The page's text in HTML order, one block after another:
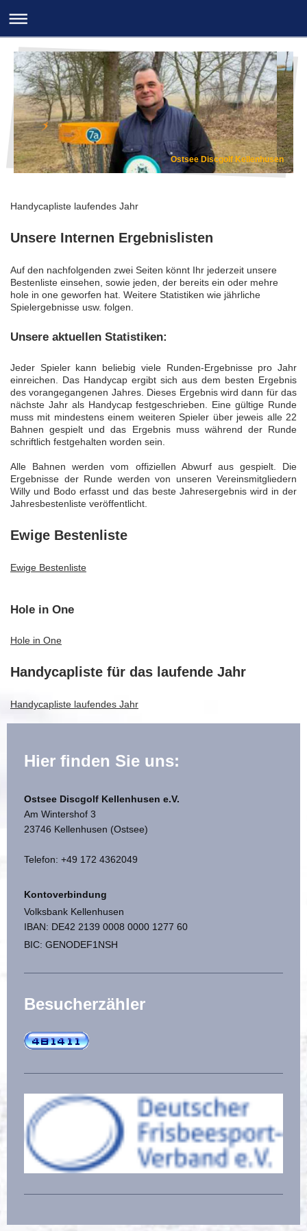
Ostsee Discgolf Kellenhusen
Handycapliste laufendes Jahr
Unsere Internen Ergebnislisten
Auf den nachfolgenden zwei Seiten könnt Ihr jederzeit unsere
Bestenliste einsehen, sowie jeden, der bereits ein oder mehre
hole in one geworfen hat. Weitere Statistiken wie jährliche
Spielergebnisse usw. folgen.
Unsere aktuellen Statistiken:
Jeder Spieler kann beliebig viele Runden-Ergebnisse pro Jahr
einreichen. Das Handycap ergibt sich aus dem besten Ergebnis
des vorangegangenen Jahres. Dieses Ergebnis wird dann für das
nächste Jahr als Handycap festgeschrieben. Eine gültige Runde
muss mit mindestens einem weiteren Spieler über jeweis alle 22
Bahnen gespielt und das Ergebnis muss während der Runde
schriftlich festgehalten worden sein.
Alle Bahnen werden vom offiziellen Abwurf aus gespielt. Die
Ergebnisse der Runde werden von unseren Vereinsmitgliedern
Willy und Bodo erfasst und das beste Jahresergebnis wird in der
Jahresbestenliste veröffentlicht.
Ewige Bestenliste
Ewige Bestenliste
Hole in One
Hole in One
Handycapliste für das laufende Jahr
Handycapliste laufendes Jahr
Hier finden Sie uns:
Ostsee Discgolf Kellenhusen e.V.
Am Wintershof 3
23746 Kellenhusen (Ostsee)
Telefon: +49 172 4362049
Kontoverbindung
Volksbank Kellenhusen
IBAN: DE42 2139 0008 0000 1277 60
BIC: GENODEF1NSH
Besucherzähler